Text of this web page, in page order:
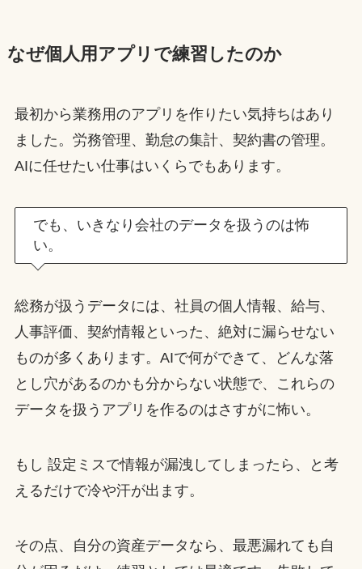
なぜ個人用アプリで練習したのか
最初から業務用のアプリを作りたい気持ちはあり
ました。労務管理、勤怠の集計、契約書の管理。
AIに任せたい仕事はいくらでもあります。
でも、いきなり会社のデータを扱うのは怖
い。
総務が扱うデータには、社員の個人情報、給与、
人事評価、契約情報といった、絶対に漏らせない
ものが多くあります。AIで何ができて、どんな落
とし穴があるのかも分からない状態で、これらの
データを扱うアプリを作るのはさすがに怖い。
もし 設定ミスで情報が漏洩してしまったら、と考
えるだけで冷や汗が出ます。
その点、自分の資産データなら、最悪漏れても自